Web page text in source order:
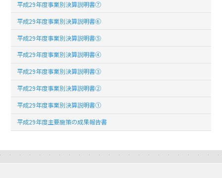
平成29年度事業別決算説明書⑦
平成29年度事業別決算説明書⑥
平成29年度事業別決算説明書⑤
平成29年度事業別決算説明書④
平成29年度事業別決算説明書③
平成29年度事業別決算説明書②
平成29年度事業別決算説明書①
平成29年度主要施策の成果報告書